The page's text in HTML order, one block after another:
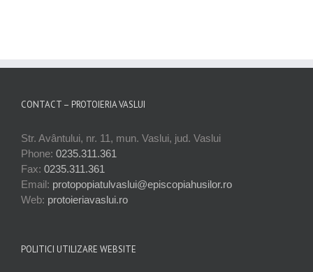
CONTACT – PROTOIERIA VASLUI
Str. Avântului, nr. 11, mun. Vaslui, jud. Vaslui
Phone: 0235.311.361
Fax: 0235.311.361
Email: protopopiatulvaslui@episcopiahusilor.ro
Web: protoieriavaslui.ro
POLITICI UTILIZARE WEBSITE